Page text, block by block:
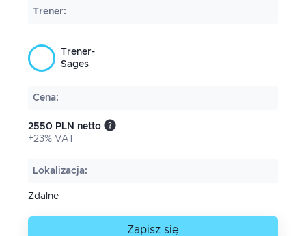
Trener:
Trener-
Sages
Cena:
2550 PLN netto
+23% VAT
Lokalizacja:
Zdalne
Zapisz się